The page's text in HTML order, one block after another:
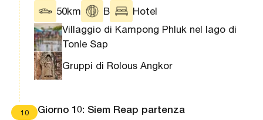
50km
B
Hotel
Villaggio di Kampong Phluk nel lago di
Tonle Sap
Gruppi di Rolous Angkor
10 Giorno 10: Siem Reap partenza